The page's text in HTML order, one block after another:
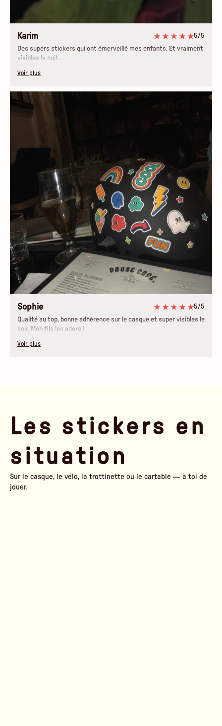
Karim
5/5
Des supers stickers qui ont émerveillé mes enfants. Et vraiment
visibles la nuit.
Voir plus
Sophie
5/5
Qualité au top, bonne adhérence sur le casque et super visibles le
soir. Mon fils les adore !
Voir plus
Les stickers en
situation
Sur le casque, le vélo, la trottinette ou le cartable — à toi de
jouer.